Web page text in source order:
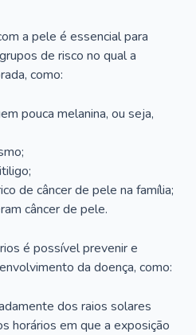
a pele é essencial para
de risco no qual a
como:
pouca melanina, ou seja,
de câncer de pele na família;
câncer de pele.
é possível prevenir e
da doença, como:
dos raios solares
horários em que a exposição